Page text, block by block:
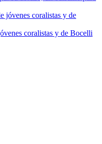
coralistas y de Bocelli